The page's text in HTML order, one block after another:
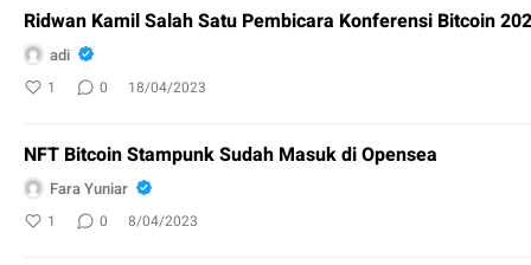
Ridwan Kamil Salah Satu Pembicara Konferensi Bitcoin
adi
1 0 18/04/2023
NFT Bitcoin Stampunk Sudah Masuk di Opensea
Fara Yuniar
1 0 8/04/2023